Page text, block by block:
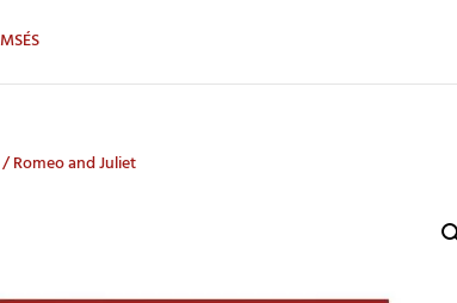
/ Romeo and Juliet